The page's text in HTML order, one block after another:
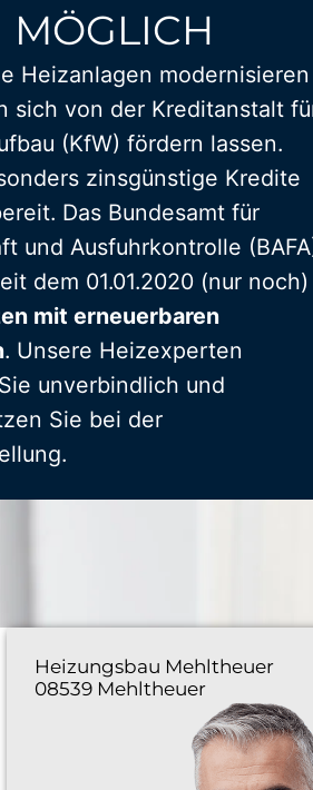
MÖGLICH
Heizanlagen modernisieren
sich von der Kreditanstalt
(KfW) fördern lassen.
zinsgünstige Kredite
Das Bundesamt für
und Ausfuhrkontrolle
dem 01.01.2020 (nur noch)
mit erneuerbaren
. Unsere Heizexperten
unverbindlich und
Sie bei der
Heizungsbau Mehltheuer
08539 Mehltheuer